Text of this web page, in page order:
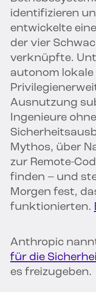
identifizieren
entwickelte
der vier
verknüpfte.
autonom lokale
Ausnutzung
Ingenieure
Mythos, über
zur Remote-
finden – und
Morgen fest,
funktionierten.
Anthropic
für die
es freizugeben.